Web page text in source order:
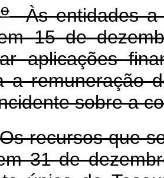
oÀs entidades a
15 de
aplicações
a remuneração
sobre a
recursos que
31 de